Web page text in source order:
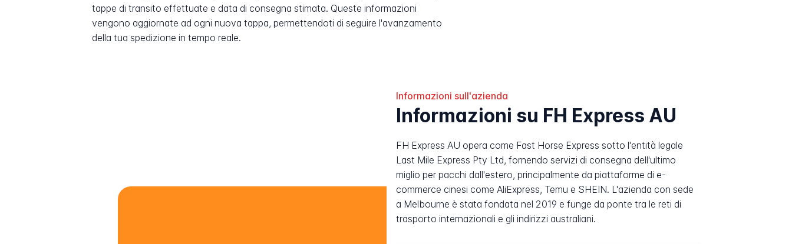
tappe di transito effettuate e data di consegna stimata. Queste informazioni
vengono aggiornate ad ogni nuova tappa, permettendoti di seguire l'avanzamento
della tua spedizione in tempo reale.
Informazioni sull'azienda
Informazioni su FH Express AU
FH Express AU opera come Fast Horse Express sotto l'entità legale
Last Mile Express Pty Ltd, fornendo servizi di consegna dell'ultimo
miglio per pacchi dall'estero, principalmente da piattaforme di e-
commerce cinesi come AliExpress, Temu e SHEIN. L'azienda con sede
a Melbourne è stata fondata nel 2019 e funge da ponte tra le reti di
trasporto internazionali e gli indirizzi australiani.